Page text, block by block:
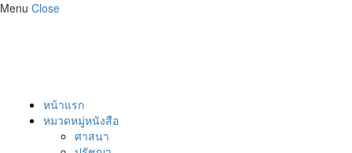
Menu Close
หน้าแรก
หมวดหมู่หนังสือ
ศาสนา